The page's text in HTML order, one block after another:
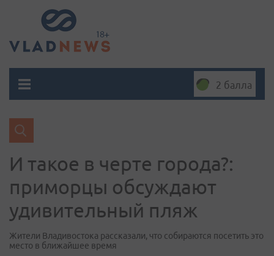
2 балла
И такое в черте города?:
приморцы обсуждают
удивительный пляж
Жители Владивостока рассказали, что собираются посетить это
место в ближайшее время